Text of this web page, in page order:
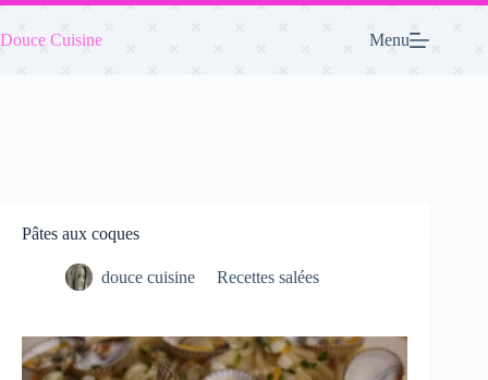
Passer
contenu
Douce Cuisine Menu
Pâtes aux coques
douce cuisine Recettes salées